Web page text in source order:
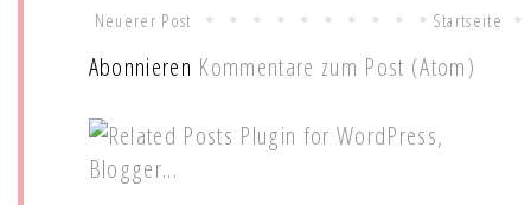
Neuerer Post Startseite
Abonnieren Kommentare zum Post (Atom)